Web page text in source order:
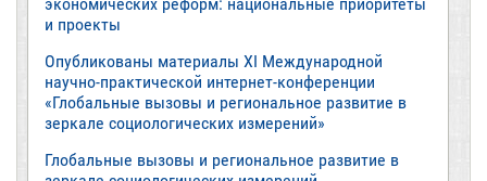
и проекты
Опубликованы материалы XI Международной
научно-практической интернет-конференции
«Глобальные вызовы и региональное развитие в
зеркале социологических измерений»
Глобальные вызовы и региональное развитие в